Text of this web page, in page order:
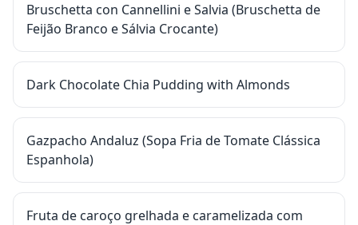
Bruschetta con Cannellini e Salvia (Bruschetta de
Feijão Branco e Sálvia Crocante)
Dark Chocolate Chia Pudding with Almonds
Gazpacho Andaluz (Sopa Fria de Tomate Clássica
Espanhola)
Fruta de caroço grelhada e caramelizada com